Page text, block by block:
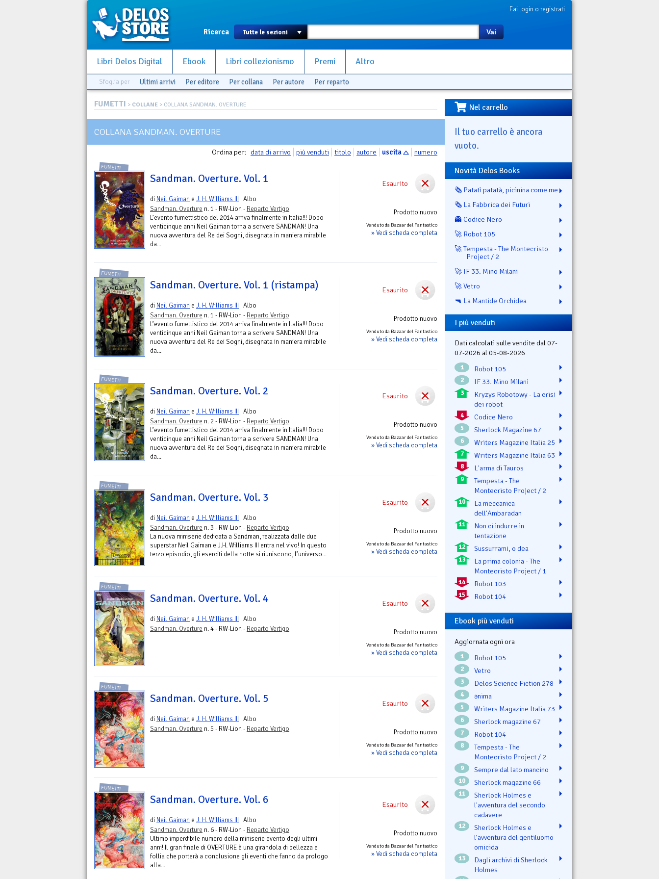
Fai login o registrati
Ricerca Vai
Libri Delos Digital Ebook Libri collezionismo Premi Altro
Sfoglia per Ultimi arrivi Per editore Per collana Per autore Per reparto
FUMETTI > COLLANE > COLLANA SANDMAN. OVERTURE
COLLANA SANDMAN. OVERTURE
Ordina per: data di arrivo più venduti titolo autore uscita numero
Esaurito
Prodotto nuovo
Venduto da Bazaar del Fantastico
» Vedi scheda completa
FUMETTI
Sandman. Overture. Vol. 1
di Neil Gaiman e J. H. Williams III | Albo
Sandman. Overture n. 1 - RW-Lion - Reparto Vertigo
L’evento fumettistico del 2014 arriva finalmente in Italia!!! Dopo
venticinque anni Neil Gaiman torna a scrivere SANDMAN! Una
nuova avventura del Re dei Sogni, disegnata in maniera mirabile
da...
Esaurito
Prodotto nuovo
Venduto da Bazaar del Fantastico
» Vedi scheda completa
FUMETTI
Sandman. Overture. Vol. 1 (ristampa)
di Neil Gaiman e J. H. Williams III | Albo
Sandman. Overture n. 1 - RW-Lion - Reparto Vertigo
L’evento fumettistico del 2014 arriva finalmente in Italia!!! Dopo
venticinque anni Neil Gaiman torna a scrivere SANDMAN! Una
nuova avventura del Re dei Sogni, disegnata in maniera mirabile
da...
Esaurito
Prodotto nuovo
Venduto da Bazaar del Fantastico
» Vedi scheda completa
FUMETTI
Sandman. Overture. Vol. 2
di Neil Gaiman e J. H. Williams III | Albo
Sandman. Overture n. 2 - RW-Lion - Reparto Vertigo
L’evento fumettistico del 2014 arriva finalmente in Italia!!! Dopo
venticinque anni Neil Gaiman torna a scrivere SANDMAN! Una
nuova avventura del Re dei Sogni, disegnata in maniera mirabile
da...
Esaurito
Prodotto nuovo
Venduto da Bazaar del Fantastico
» Vedi scheda completa
FUMETTI
Sandman. Overture. Vol. 3
di Neil Gaiman e J. H. Williams III | Albo
Sandman. Overture n. 3 - RW-Lion - Reparto Vertigo
La nuova miniserie dedicata a Sandman, realizzata dalle due
superstar Neil Gaiman e J.H. Williams III entra nel vivo! In questo
terzo episodio, gli eserciti della notte si riuniscono, l’universo...
Esaurito
Prodotto nuovo
Venduto da Bazaar del Fantastico
» Vedi scheda completa
FUMETTI
Sandman. Overture. Vol. 4
di Neil Gaiman e J. H. Williams III | Albo
Sandman. Overture n. 4 - RW-Lion - Reparto Vertigo
Esaurito
Prodotto nuovo
Venduto da Bazaar del Fantastico
» Vedi scheda completa
FUMETTI
Sandman. Overture. Vol. 5
di Neil Gaiman e J. H. Williams III | Albo
Sandman. Overture n. 5 - RW-Lion - Reparto Vertigo
Esaurito
Prodotto nuovo
Venduto da Bazaar del Fantastico
» Vedi scheda completa
FUMETTI
Sandman. Overture. Vol. 6
di Neil Gaiman e J. H. Williams III | Albo
Sandman. Overture n. 6 - RW-Lion - Reparto Vertigo
Ultimo imperdibile numero della miniserie evento degli ultimi
anni! Il gran finale di OVERTURE è una girandola di bellezza e
follia che porterà a conclusione gli eventi che fanno da prologo
alla...
Nel carrello
Il tuo carrello è ancora
vuoto.
Novità Delos Books
🗞️ Patatì patatà, picinina come me
🗞️ La Fabbrica dei Futuri
👻 Codice Nero
🚀 Robot 105
🚀 Tempesta - The Montecristo
Project / 2
🚀 IF 33. Mino Milani
🚀 Vetro
🔫 La Mantide Orchidea
I più venduti
Dati calcolati sulle vendite dal 07-
07-2026 al 05-08-2026
1 Robot 105
2 IF 33. Mino Milani
3
Kryzys Robotowy - La crisi
dei robot
4 Codice Nero
5 Sherlock Magazine 67
6 Writers Magazine Italia 25
7 Writers Magazine Italia 63
8 L'arma di Tauros
9
Tempesta - The
Montecristo Project / 2
10
La meccanica
dell'Ambaradan
11
Non ci indurre in
tentazione
12 Sussurrami, o dea
13
La prima colonia - The
Montecristo Project / 1
14 Robot 103
15 Robot 104
Ebook più venduti
Aggiornata ogni ora
1 Robot 105
2 Vetro
3 Delos Science Fiction 278
4 ənima
5 Writers Magazine Italia 73
6 Sherlock magazine 67
7 Robot 104
8
Tempesta - The
Montecristo Project / 2
9 Sempre dal lato mancino
10 Sherlock magazine 66
11
Sherlock Holmes e
l'avventura del secondo
cadavere
12
Sherlock Holmes e
l’avventura del gentiluomo
omicida
13
Dagli archivi di Sherlock
Holmes